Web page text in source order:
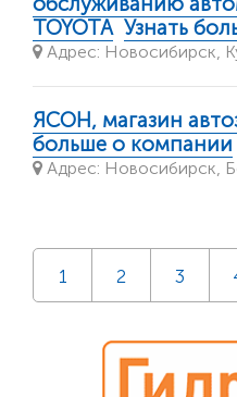
TOYOTA Узнать
Адрес: Новосибирск,
ЯСОН, магазин
больше о компании
Адрес: Новосибирск,
1 2 3